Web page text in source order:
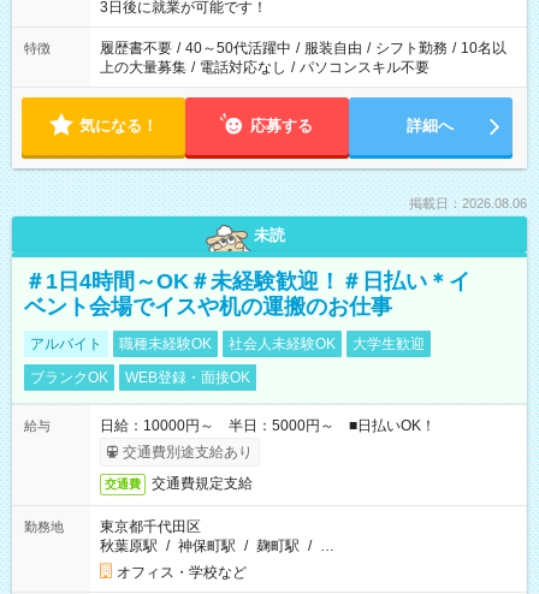
ね。 ※Wワーク希望の方へ 今ご覧のお仕事で希望する勤務時間
と、もう1つのお仕事の勤務時間。 合計で週40時間を超える場
合は応募できません。
3日後に就業が可能です！
特徴 履歴書不要 / 40～50代活躍中 / 服装自由 / シフト勤務 / 10名以
上の大量募集 / 電話対応なし / パソコンスキル不要
気になる！ 応募する 詳細へ
掲載日：2026.08.06
未読
＃1日4時間～OK＃未経験歓迎！＃日払い＊イ
ベント会場でイスや机の運搬のお仕事
アルバイト 職種未経験OK 社会人未経験OK
大学生歓迎
ブランクOK
WEB登録・面接OK
給与
日給：10000円～ 半日：5000円～ ■日払いOK！
交通費別途支給あり
交通費 交通費規定支給
勤務地
東京都千代田区
秋葉原駅 / 神保町駅 / 麹町駅 / …
オフィス・学校など